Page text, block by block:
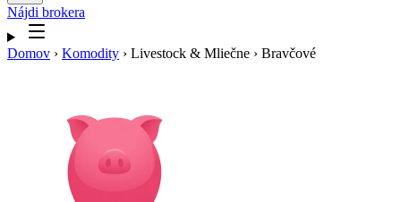
Nájdi brokera
Domov › Komodity › Livestock & Mliečne › Bravčové